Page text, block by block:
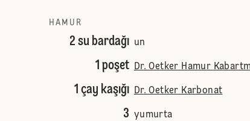
HAMUR
2 su bardağı un
1 poşet Dr. Oetker Hamur
1 çay kaşığı Dr. Oetker Karbonat
3 yumurta